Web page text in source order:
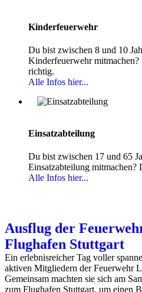
Kinderfeuerwehr
Du bist zwischen 8 und 10
Kinderfeuerwehr
richtig.
Alle Infos hier...
Einsatzabteilung
Du bist zwischen 17 und 65
Einsatzabteilung
Alle Infos hier...
Ausflug der
Flughafen Stuttgart
Ein erlebnisreicher Tag voller
aktiven Mitgliedern der Feuerwehr
Gemeinsam machten sie sich am
zum Flughafen Stuttgart, um einen